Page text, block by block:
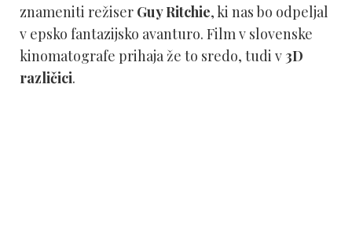
znameniti režiser Guy Ritchie, ki nas bo odpeljal
v epsko fantazijsko avanturo. Film v slovenske
kinomatografe prihaja že to sredo, tudi v 3D
različici.